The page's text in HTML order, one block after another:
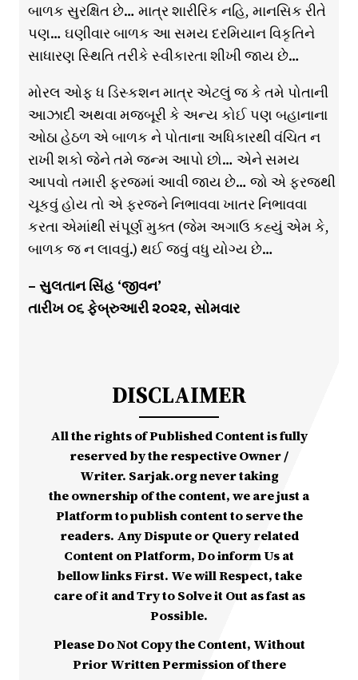
બાળક સુરક્ષિત છે… માત્ર શારીરિક નહિ, માનસિક રીતે
પણ… ઘણીવાર બાળક આ સમય દરમિયાન વિકૃતિને
સાધારણ સ્થિતિ તરીકે સ્વીકારતા શીખી જાય છે…
મોરલ ઓફ ધ ડિસ્કશન માત્ર એટલું જ કે તમે પોતાની
આઝાદી અથવા મજબૂરી કે અન્ય કોઈ પણ બહાનાના
ઓઠા હેઠળ એ બાળક ને પોતાના અધિકારથી વંચિત ન
રાખી શકો જેને તમે જન્મ આપો છો… એને સમય
આપવો તમારી ફરજમાં આવી જાય છે… જો એ ફરજથી
ચૂકવું હોય તો એ ફરજને નિભાવવા ખાતર નિભાવવા
કરતા એમાંથી સંપૂર્ણ મુક્ત (જેમ અગાઉ કહ્યું એમ કે,
બાળક જ ન લાવવું.) થઈ જવું વધુ યોગ્ય છે…
– સુલતાન સિંહ ‘જીવન’
તારીખ ૦૬ ફેબ્રુઆરી ૨૦૨૨, સોમવાર
DISCLAIMER
All the rights of Published Content is fully
reserved by the respective Owner /
Writer. Sarjak.org never taking
the ownership of the content, we are just a
Platform to publish content to serve the
readers. Any Dispute or Query related
Content on Platform, Do inform Us at
bellow links First. We will Respect, take
care of it and Try to Solve it Out as fast as
Possible.
Please Do Not Copy the Content, Without
Prior Written Permission of there